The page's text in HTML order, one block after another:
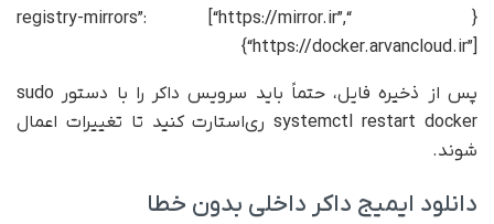
{ “registry-mirrors”: [“https://mirror.ir”,
“https://docker.arvancloud.ir”]}
پس از ذخیره فایل، حتماً باید سرویس داکر را با دستور sudo
systemctl restart docker ری‌استارت کنید تا تغییرات اعمال
شوند.
دانلود ایمیج داکر داخلی بدون خطا